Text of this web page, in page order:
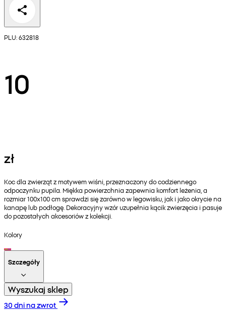
PLU: 632818
10
zł
Koc dla zwierząt z motywem wiśni, przeznaczony do codziennego
odpoczynku pupila. Miękka powierzchnia zapewnia komfort leżenia, a
rozmiar 100x100 cm sprawdzi się zarówno w legowisku, jak i jako okrycie na
kanapę lub podłogę. Dekoracyjny wzór uzupełnia kącik zwierzęcia i pasuje
do pozostałych akcesoriów z kolekcji.
Kolory
Szczegóły
Wyszukaj sklep
30 dni na zwrot